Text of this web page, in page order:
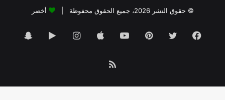
© حقوق النشر 2026، جميع الحقوق محفوظة | أخضر
فيسبوك تويتر بينتيريستيوتيوب انستقرام‏Google
ملخص
الموقع